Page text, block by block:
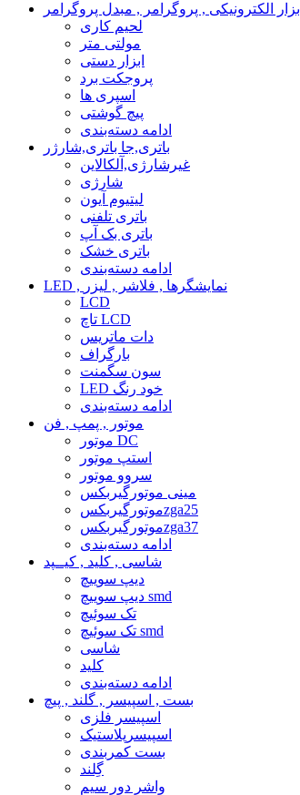
ابزار الکترونیکی , پروگرامر , مبدل پروگرامر
لحیم کاری
مولتی متر
ابزار دستی
پروجکت برد
اسپری ها
پیچ گوشتی
ادامه دسته‌بندی
باتری,جا باتری,شارژر
غیرشارژی,آلکالاین
شارژی
لیتیوم آیون
باتری تلفنی
باتری بک آپ
باتری خشک
ادامه دسته‌بندی
LED , نمایشگرها , فلاشر , لیزر
LCD
تاچ LCD
دات ماتریس
بارگراف
سون سگمنت
LED خود رنگ
ادامه دسته‌بندی
موتور , پمپ , فن
موتور DC
استپ موتور
سروو موتور
مینی موتورگیربکس
موتورگیربکسzga25
موتورگیربکسzga37
ادامه دسته‌بندی
شاسی , کلید , کیــپد
دیپ سوییچ
دیپ سوییچ smd
تک سوئیچ
تک سوئیچ smd
شاسی
کلید
ادامه دسته‌بندی
بست , اسپیسر , گلند , پیچ
اسپیسر فلزی
اسپیسرپلاستیک
بست کمربندی
گِلند
واشر دور سیم